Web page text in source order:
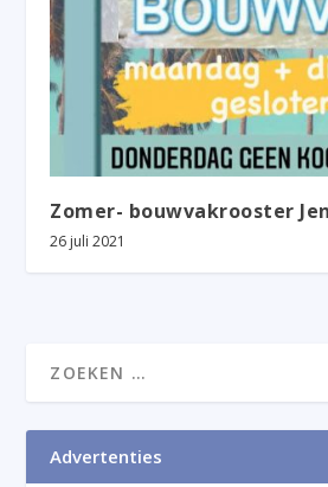
Zomer- bouwvakrooster
26 juli 2021
Advertenties